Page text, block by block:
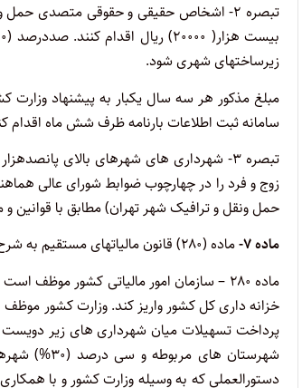
تبصره ۲- اشخاص حقیقی و حقوقی متصدی
زیرساختهای شهری شود.
مبلغ مذکور هر سه سال یکبار به پیشنهاد
سامانه ثبت اطلاعات بارنامه ظرف شش ماه اقدام
تبصره ۳- شهرداری های شهرهای بالای
زوج و فرد را در چهارچوب ضوابط شورای عالی
حمل ونقل و ترافیک شهر تهران) مطابق با قوانین و
ماده ۷-
ماده (۲۸۰) قانون مالیاتهای مستقیم به شرح ذیل اصلاح و یک تبصره به آن الحاق می شود:
خزانه داری کل کشور واریز کند. وزارت کشور
شهرستان
دستورالعملی که به وسیله وزارت کشور و با